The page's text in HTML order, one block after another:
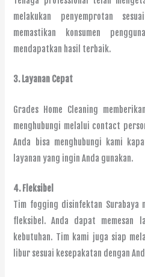
melakukan penyemprotan
memastikan konsumen
mendapatkan hasil terbaik.
3. Layanan Cepat
Grades Home Cleaning
menghubungi melalui contact
Anda bisa menghubungi kami
layanan yang ingin Anda gunakan.
4. Fleksibel
Tim fogging disinfektan Surabaya
fleksibel. Anda dapat memesan
kebutuhan. Tim kami juga siap
libur sesuai kesepakatan dengan